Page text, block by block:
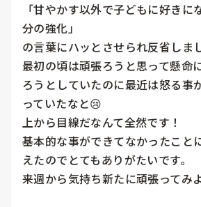
「甘やかす以外で子どもに好きに
分の強化」
の言葉にハッとさせられ反省しま
最初の頃は頑張ろうと思って懸命
ろうとしていたのに最近は怒る事
っていたなと😢
上から目線だなんて全然です！
基本的な事ができてなかったこと
えたのでとてもありがたいです。
来週から気持ち新たに頑張ってみ